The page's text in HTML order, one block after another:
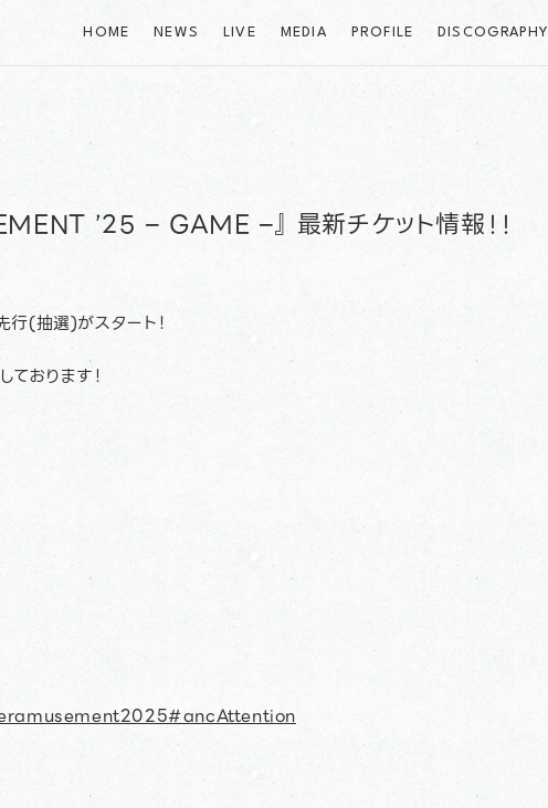
NEWS LIVE MEDIA PROFILE DISCOGRAPHY
HOME
’25 – GAME –』 最新チケット情報！！
(抽選)がスタート！
おります！